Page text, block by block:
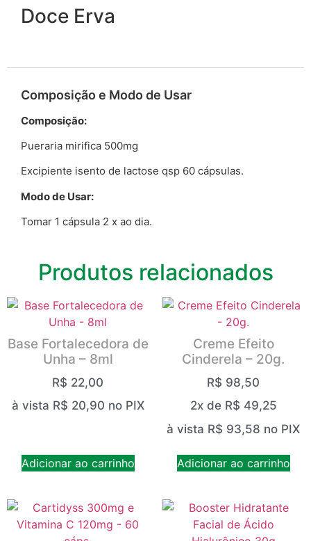
Doce Erva
Composição e Modo de Usar
Composição:
Pueraria mirifica 500mg
Excipiente isento de lactose qsp 60 cápsulas.
Modo de Usar:
Tomar 1 cápsula 2 x ao dia.
Produtos relacionados
Base Fortalecedora de
Unha – 8ml
R$ 22,00
à vista R$ 20,90 no PIX
Adicionar ao carrinho
Creme Efeito
Cinderela – 20g.
R$ 98,50
2x de R$ 49,25
à vista R$ 93,58 no PIX
Adicionar ao carrinho